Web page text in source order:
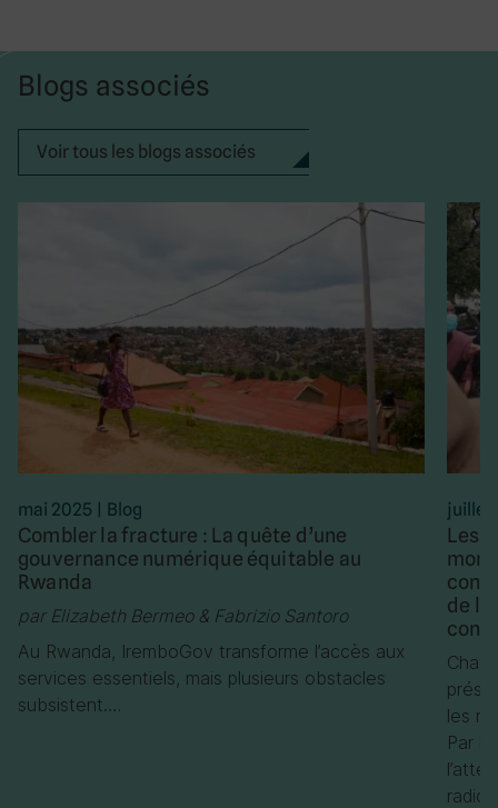
Blogs associés
Voir tous les blogs associés
mai 2025 Blog
Combler la fracture : La quête d’une
gouvernance numérique équitable au
Rwanda
par Elizabeth Bermeo & Fabrizio Santoro
Au Rwanda, IremboGov transforme l’accès aux
services essentiels, mais plusieurs obstacles
subsistent….
juillet
Les
de
les
Par